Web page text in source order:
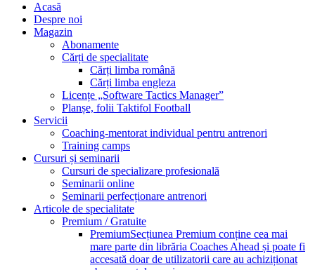
Acasă
Despre noi
Magazin
Abonamente
Cărți de specialitate
Cărți limba română
Cărți limba engleza
Licențe „Software Tactics Manager”
Planșe, folii Taktifol Football
Servicii
Coaching-mentorat individual pentru antrenori
Training camps
Cursuri și seminarii
Cursuri de specializare profesională
Seminarii online
Seminarii perfecționare antrenori
Articole de specialitate
Premium / Gratuite
PremiumSecțiunea Premium conține cea mai
mare parte din librăria Coaches Ahead și poate fi
accesată doar de utilizatorii care au achiziționat